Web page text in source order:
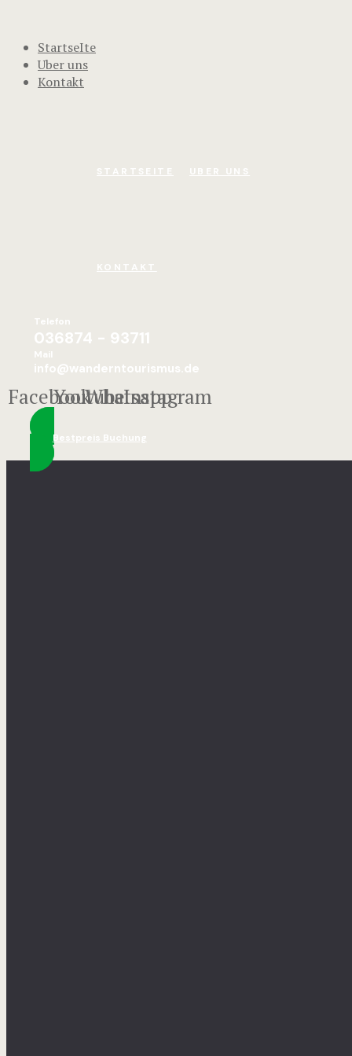
StartseIte
Uber uns
Kontakt
STARTSEITE UBER UNS
KONTAKT
Telefon
036874 - 93711
Mail
info@wanderntourismus.de
Facebook
Youtube
Whatsapp
Instagram
Bestpreis Buchung